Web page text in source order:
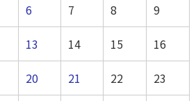
6 7 8 9
13 14 15 16
20 21 22 23